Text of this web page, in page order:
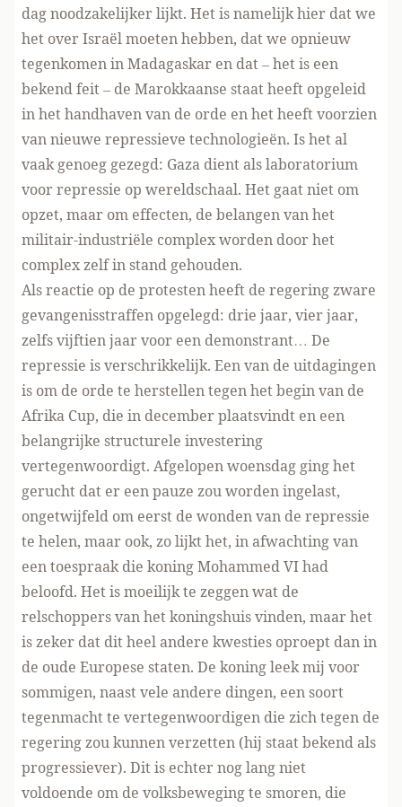
dag noodzakelijker lijkt. Het is namelijk hier dat we
het over Israël moeten hebben, dat we opnieuw
tegenkomen in Madagaskar en dat – het is een
bekend feit – de Marokkaanse staat heeft opgeleid
in het handhaven van de orde en het heeft voorzien
van nieuwe repressieve technologieën. Is het al
vaak genoeg gezegd: Gaza dient als laboratorium
voor repressie op wereldschaal. Het gaat niet om
opzet, maar om effecten, de belangen van het
militair-industriële complex worden door het
complex zelf in stand gehouden.
Als reactie op de protesten heeft de regering zware
gevangenisstraffen opgelegd: drie jaar, vier jaar,
zelfs vijftien jaar voor een demonstrant… De
repressie is verschrikkelijk. Een van de uitdagingen
is om de orde te herstellen tegen het begin van de
Afrika Cup, die in december plaatsvindt en een
belangrijke structurele investering
vertegenwoordigt. Afgelopen woensdag ging het
gerucht dat er een pauze zou worden ingelast,
ongetwijfeld om eerst de wonden van de repressie
te helen, maar ook, zo lijkt het, in afwachting van
een toespraak die koning Mohammed VI had
beloofd. Het is moeilijk te zeggen wat de
relschoppers van het koningshuis vinden, maar het
is zeker dat dit heel andere kwesties oproept dan in
de oude Europese staten. De koning leek mij voor
sommigen, naast vele andere dingen, een soort
tegenmacht te vertegenwoordigen die zich tegen de
regering zou kunnen verzetten (hij staat bekend als
progressiever). Dit is echter nog lang niet
voldoende om de volksbeweging te smoren, die